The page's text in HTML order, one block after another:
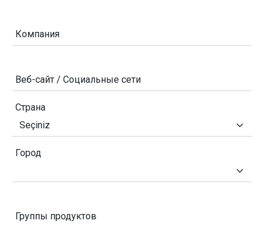
Компания
Веб-сайт / Социальные сети
Страна
Город
Группы продуктов